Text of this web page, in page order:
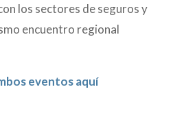
los sectores de seguros y
encuentro regional
eventos aquí